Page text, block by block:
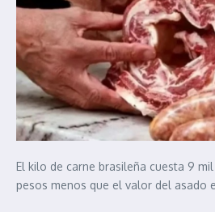
El kilo de carne brasileña cuesta 9 mil
pesos menos que el valor del asado